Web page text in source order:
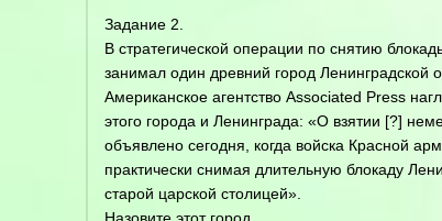
Задание 2.
В стратегической операции по снятию
занимал один древний город Ленинградской
Американское агентство Associated Press
этого города и Ленинграда: «О взятии [?]
объявлено сегодня, когда войска Красной
практически снимая длительную блокаду
старой царской столицей».